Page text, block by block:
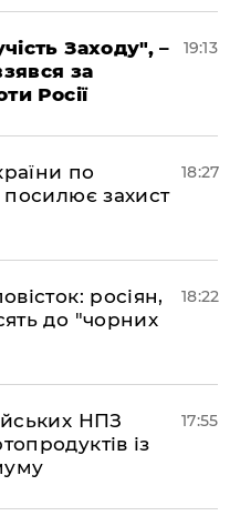
Заходу", –
за
Росії
19:13
по
посилює захист
18:27
росіян,
до "чорних
18:22
НПЗ
із
17:55